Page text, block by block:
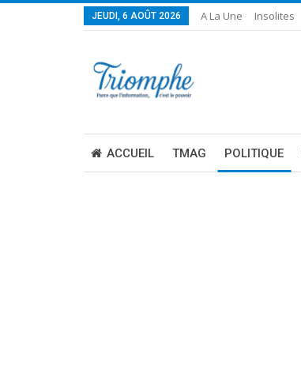
JEUDI, 6 AOÛT 2026 A La Une Insolites
ACCUEIL TMAG POLITIQUE